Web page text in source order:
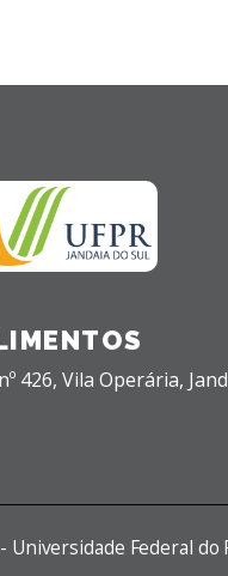
426, Vila Operária,
Universidade Federal do